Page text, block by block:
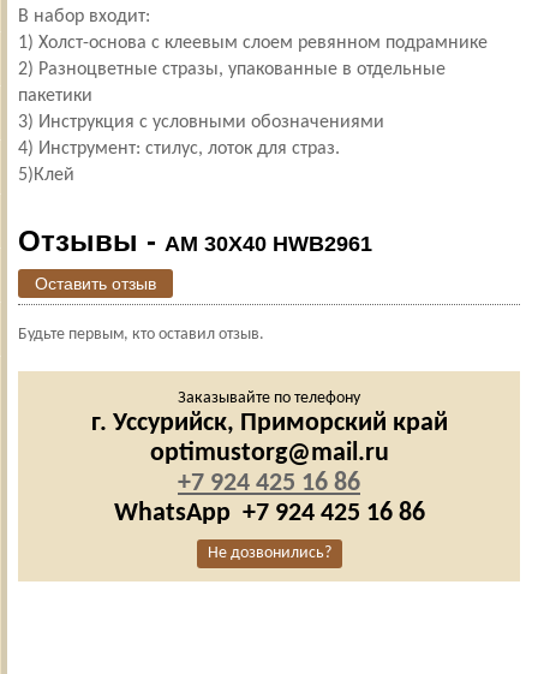
В набор входит:
1) Холст-основа с клеевым слоем ревянном подрамнике
2) Разноцветные стразы, упакованные в отдельные
пакетики
3) Инструкция с условными обозначениями
4) Инструмент: стилус, лоток для страз.
5)Клей
Отзывы - AM 30X40 HWB2961
Оставить отзыв
Будьте первым, кто оставил отзыв.
Заказывайте по телефону
г. Уссурийск, Приморский край
optimustorg@mail.ru
+7 924 425 16 86
WhatsApp +7 924 425 16 86
Не дозвонились?